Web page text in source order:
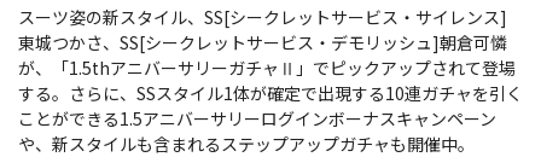
スーツ姿の新スタイル、SS[シークレットサービス・サイレンス]
東城つかさ、SS[シークレットサービス・デモリッシュ]朝倉可憐
が、「1.5thアニバーサリーガチャⅡ」でピックアップされて登場
する。さらに、SSスタイル1体が確定で出現する10連ガチャを引く
ことができる1.5アニバーサリーログインボーナスキャンペーン
や、新スタイルも含まれるステップアップガチャも開催中。